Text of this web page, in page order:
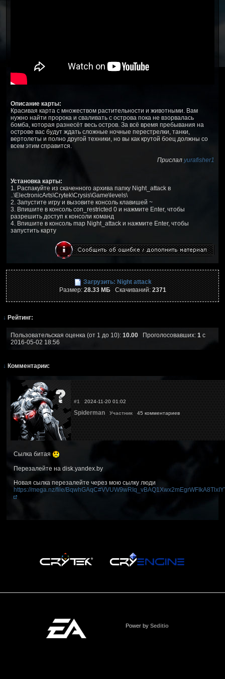
Описание карты:
Красивая карта с множеством растительности и животными. Вам
нужно найти пророка и сваливать с острова пока не взорвалась
бомба, которая разнесёт весь остров. За всё время пребывания на
острове вас будут ждать сложные ночные перестрелки, танки,
вертолеты и полно другой техники, но вы как крутой боец должны со
всем этим справится.
Прислал yurafisher1
Установка карты:
1. Распакуйте из скаченного архива папку Night_attack в
..\ElectronicArts\Crytek\Crysis\Game\levels\
2. Запустите игру и вызовите консоль клавишей ~
3. Впишите в консоль con_restricted 0 и нажмите Enter, чтобы
разрешить доступ к консоли команд
4. Впишите в консоль map Night_attack и нажмите Enter, чтобы
запустить карту
Загрузить: Night attack
Размер:28.33 МБСкачиваний:2371
↓ Рейтинг:
Пользовательская оценка (от 1 до 10): 10.00 Проголосовавших: 1 с
2016-05-02 18:56
↓ Комментарии:
#1 2024-11-20 01:02
Spiderman Участник 45 комментариев
Сылка битая
Перезалейте на disk.yandex.by
Новая сылка перезалейте через мою сылку люди
https://mega.nz/file/
Power by Seditio